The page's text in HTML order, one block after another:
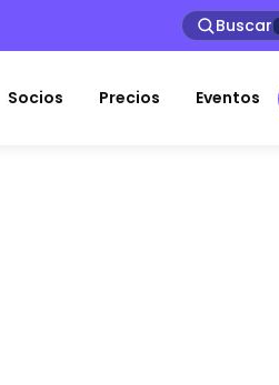
Buscar
Socios Precios Eventos